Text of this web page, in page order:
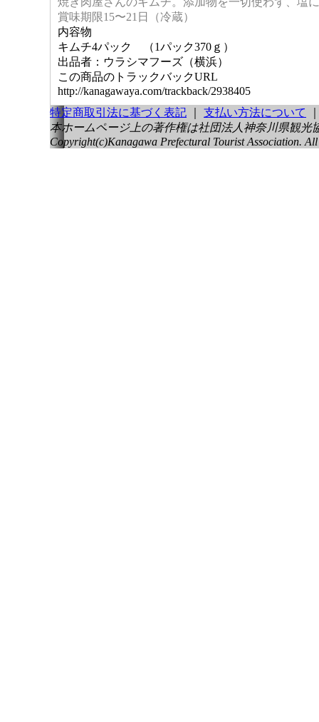
賞味期限15〜21日（冷蔵）
内容物
キムチ4パック （1パック370ｇ）
出品者：ウラシマフーズ（横浜）
この商品のトラックバックURL
http://kanagawaya.com/trackback/2938405
特定商取引法に基づく表記
支払い方法について
本ホームページ上の著作権は社団法人神奈川県観光
Copyright(c)Kanagawa Prefectural Tourist Association. All